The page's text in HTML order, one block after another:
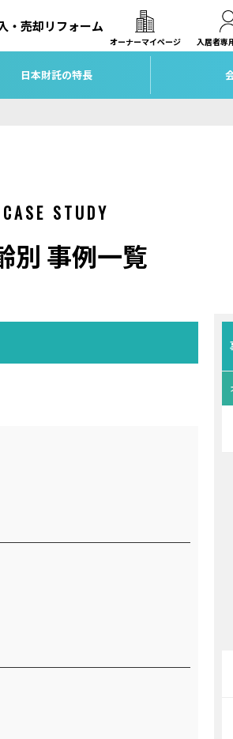
・売却リフォーム
オーナーマイページ 入居者専
日本財託の特長
CASE STUDY
別 事例一覧